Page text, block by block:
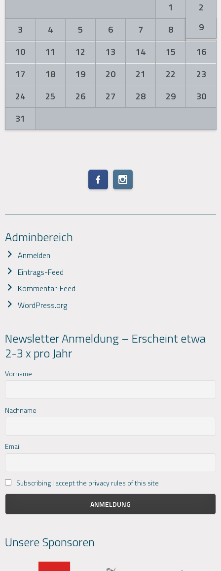
1
2
3
4 5 6 7 8
9
10
11 12 13 14 15
16
17
18 19 20 21 22
23
24
25 26 27 28 29
30
31
Adminbereich
Anmelden
Eintrags-Feed
Kommentar-Feed
WordPress.org
Newsletter Anmeldung – Erscheint etwa
2-3 x pro Jahr
Vorname
Nachname
Email
Subscribing I accept the privacy rules of this site
Unsere Sponsoren